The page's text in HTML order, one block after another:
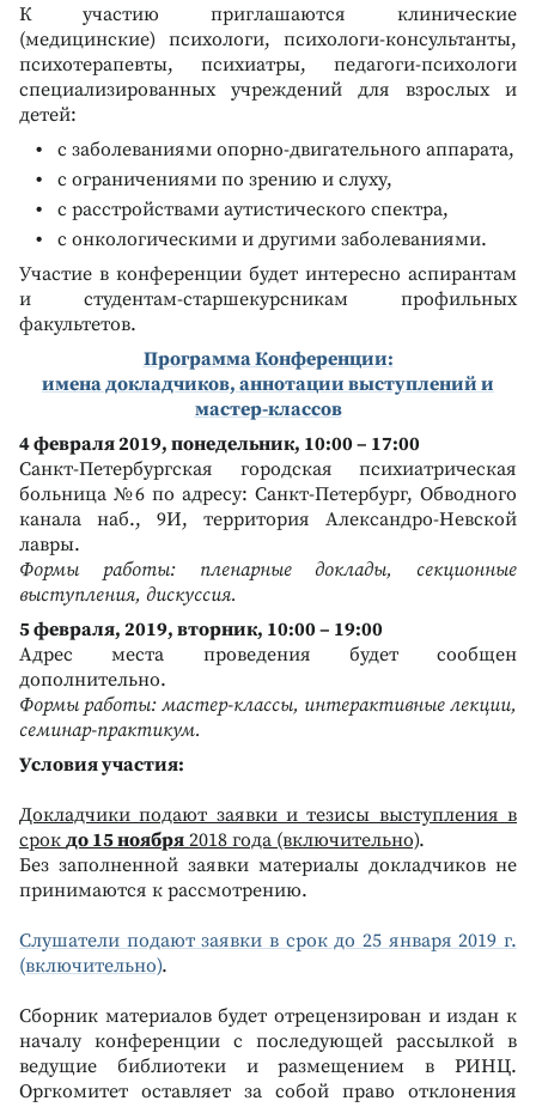
К участию приглашаются клинические
(медицинские) психологи, психологи-консультанты,
психотерапевты, психиатры, педагоги-психологи
специализированных учреждений для взрослых и
детей:
с заболеваниями опорно-двигательного аппарата,
с ограничениями по зрению и слуху,
с расстройствами аутистического спектра,
с онкологическими и другими заболеваниями.
Участие в конференции будет интересно аспирантам
и студентам-старшекурсникам профильных
факультетов.
Программа Конференции:
имена докладчиков, аннотации выступлений и
мастер-классов
4 февраля 2019, понедельник, 10:00 – 17:00
Санкт-Петербургская городская психиатрическая
больница №6 по адресу: Санкт-Петербург, Обводного
канала наб., 9И, территория Александро-Невской
лавры.
Формы работы: пленарные доклады, секционные
выступления, дискуссия.
5 февраля, 2019, вторник, 10:00 – 19:00
Адрес места проведения будет сообщен
дополнительно.
Формы работы: мастер-классы, интерактивные лекции,
семинар-практикум.
Условия участия:
Докладчики подают заявки и тезисы выступления в
срок до 15 ноября 2018 года (включительно).
Без заполненной заявки материалы докладчиков не
принимаются к рассмотрению.
Слушатели подают заявки в срок до 25 января 2019 г.
(включительно).
Сборник материалов будет отрецензирован и издан к
началу конференции с последующей рассылкой в
ведущие библиотеки и размещением в РИНЦ.
Оргкомитет оставляет за собой право отклонения